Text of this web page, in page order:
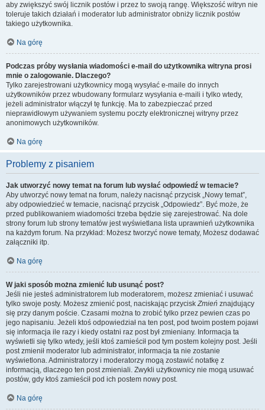
aby zwiększyć swój licznik postów i przez to swoją rangę. Większość witryn nie
toleruje takich działań i moderator lub administrator obniży licznik postów
takiego użytkownika.
Na górę
Podczas próby wysłania wiadomości e-mail do użytkownika witryna prosi
mnie o zalogowanie. Dlaczego?
Tylko zarejestrowani użytkownicy mogą wysyłać e-maile do innych
użytkowników przez wbudowany formularz wysyłania e-maili i tylko wtedy,
jeżeli administrator włączył tę funkcję. Ma to zabezpieczać przed
nieprawidłowym używaniem systemu poczty elektronicznej witryny przez
anonimowych użytkowników.
Na górę
Problemy z pisaniem
Jak utworzyć nowy temat na forum lub wysłać odpowiedź w temacie?
Aby utworzyć nowy temat na forum, należy nacisnąć przycisk „Nowy temat”,
aby odpowiedzieć w temacie, nacisnąć przycisk „Odpowiedz”. Być może, że
przed publikowaniem wiadomości trzeba będzie się zarejestrować. Na dole
strony forum lub strony tematów jest wyświetlana lista uprawnień użytkownika
na każdym forum. Na przykład: Możesz tworzyć nowe tematy, Możesz dodawać
załączniki itp.
Na górę
W jaki sposób można zmienić lub usunąć post?
Jeśli nie jesteś administratorem lub moderatorem, możesz zmieniać i usuwać
tylko swoje posty. Możesz zmienić post, naciskając przyciskZmień znajdujący
się przy danym poście. Czasami można to zrobić tylko przez pewien czas po
jego napisaniu. Jeżeli ktoś odpowiedział na ten post, pod twoim postem pojawi
się informacja ile razy i kiedy ostatni raz post był zmieniany. Informacja ta
wyświetli się tylko wtedy, jeśli ktoś zamieścił pod tym postem kolejny post. Jeśli
post zmienił moderator lub administrator, informacja ta nie zostanie
wyświetlona. Administratorzy i moderatorzy mogą zostawić notatkę z
informacją, dlaczego ten post zmieniali. Zwykli użytkownicy nie mogą usuwać
postów, gdy ktoś zamieścił pod ich postem nowy post.
Na górę